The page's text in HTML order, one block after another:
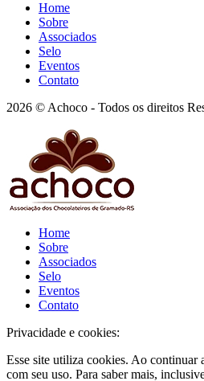
Home
Sobre
Associados
Selo
Eventos
Contato
2026 © Achoco - Todos os direitos
Home
Sobre
Associados
Selo
Eventos
Contato
Privacidade e cookies:
Esse site utiliza cookies. Ao continuar
com seu uso. Para saber mais,